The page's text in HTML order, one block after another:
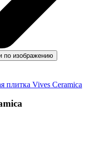
по изображению
плитка Vives Ceramica